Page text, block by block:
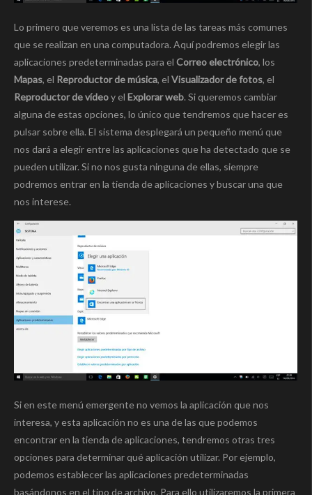
Lo primero que veremos es una lista de las tareas más comunes
que se realizan en una computadora. Aquí podremos elegir las
aplicaciones predeterminadas para el Correo electrónico, los
Mapas, el Reproductor de música, el Visualizador de fotos, el
Reproductor de vídeoy el Explorar web. Si queremos cambiar
alguna de estas opciones, lo único que tendremos que hacer es
pulsar sobre ella. El sistema desplegará un pequeño menú que
nos dará a elegir entre las aplicaciones que ha detectado que se
pueden utilizar. Si no nos gusta ninguna de ellas, siempre
podremos entrar en la tienda de aplicaciones y buscar una que
nos interese.
Si en este menú emergente no vemos la aplicación que nos
interesa, y esta aplicación no es una de las que podemos
encontrar en la tienda de aplicaciones, tendremos otras tres
opciones para determinar qué aplicación utilizar. Por ejemplo,
podemos establecer las aplicaciones predeterminadas
basándonos en el tipo de archivo. Para ello utilizaremos la primera